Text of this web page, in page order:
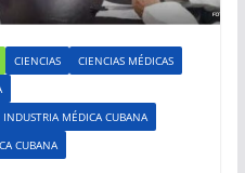
CIENCIAS
CIENCIAS MÉDICAS
INDUSTRIA MÉDICA CUBANA
CUBANA